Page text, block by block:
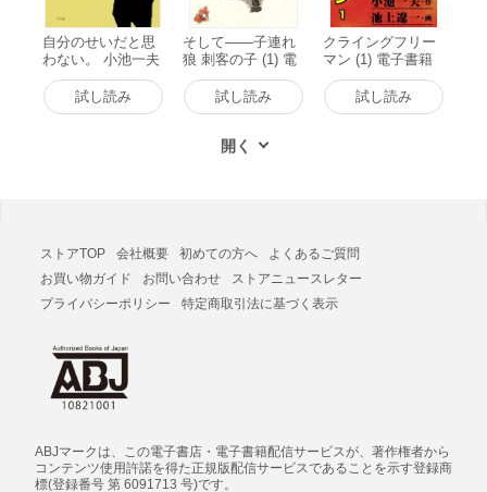
自分のせいだと思
わない。 小池一夫
の人間関係に執着
しない233の言葉
電子書籍版
試し読み
そして――子連れ
狼 刺客の子 (1) 電
子書籍版
試し読み
クライングフリー
マン (1) 電子書籍
試し読み
ストアTOP 会社概要 初めての方へ
よくあるご質問
お買い物ガイド
お問い合わせ
ストアニュースレター
プライバシーポリシー
特定商取引法に基づく表示
ABJマークは、この電子書店・電子書籍配信サービスが、著作権者から
コンテンツ使用許諾を得た正規版配信サービスであることを示す登録商
標(登録番号 第 6091713 号)です。